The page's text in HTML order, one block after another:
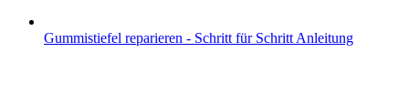
Gummistiefel reparieren - Schritt für Schritt Anleitung